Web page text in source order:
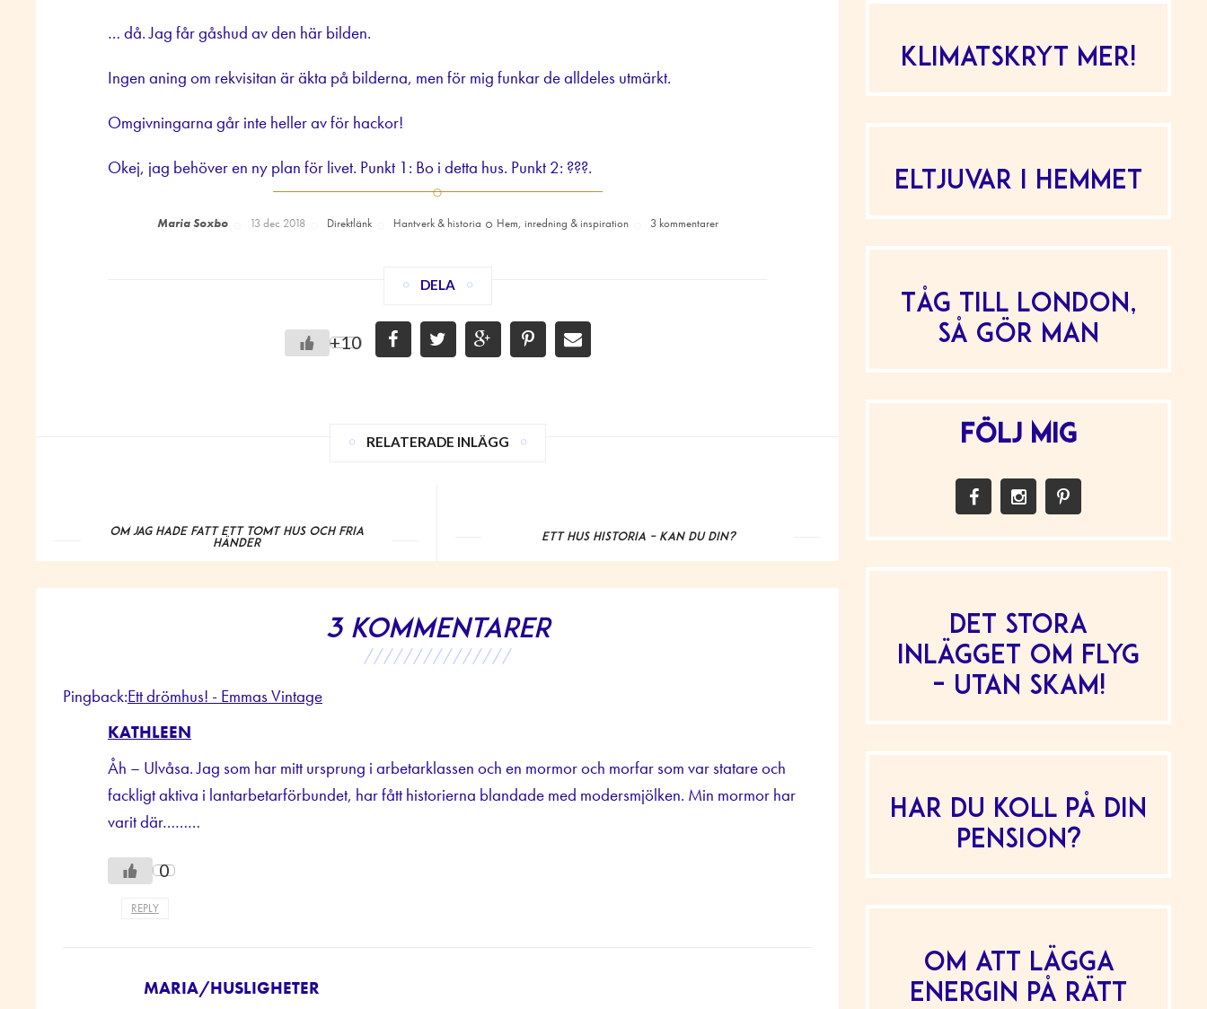
… då. Jag får gåshud av den här bilden.
Ingen aning om rekvisitan är äkta på bilderna, men för mig funkar de alldeles utmärkt.
Omgivningarna går inte heller av för hackor!
Okej, jag behöver en ny plan för livet. Punkt 1: Bo i detta hus. Punkt 2: ???.
Maria Soxbo 13 dec 2018 Direktlänk Hantverk & historia Hem, inredning & inspiration 3 kommentarer
DELA
+10
RELATERADE INLÄGG
Om jag hade fått ett tomt hus och fria
händer
Ett hus historia – kan du din?
3 kommentarer
///////////////
Pingback:Ett drömhus! - Emmas Vintage
KATHLEEN
Åh – Ulvåsa. Jag som har mitt ursprung i arbetarklassen och en mormor och morfar som var statare och
fackligt aktiva i lantarbetarförbundet, har fått historierna blandade med modersmjölken. Min mormor har
varit där………
0
REPLY
MARIA/HUSLIGHETER
Klimatskryt mer!
Eltjuvar i hemmet
Tåg till London,
så gör man
FÖLJ MIG
Det stora
inlägget om flyg
– utan skam!
Har du koll på din
pension?
Om att lägga
energin på rätt